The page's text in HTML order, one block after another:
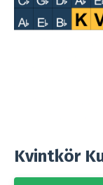
Kvintkör